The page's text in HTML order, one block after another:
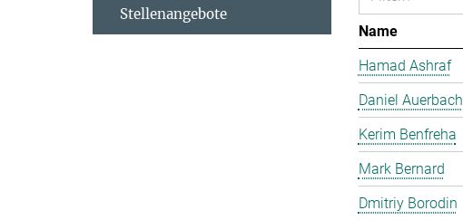
Name
Hamad Ashraf
Daniel Auerbach
Kerim Benfreha
Mark Bernard
Dmitriy Borodin
Stellenangebote